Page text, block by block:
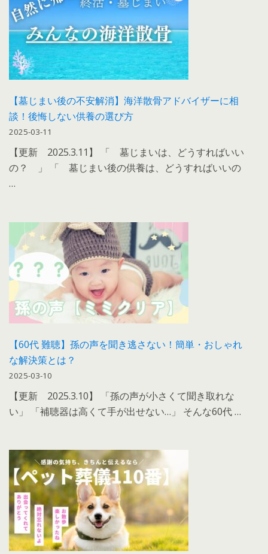
【墓じまい後の不安解消】海洋散骨アドバイザーに相
談！後悔しない供養の選び方
2025-03-11
【更新 2025.3.11】 「 墓じまいは、どうすればいい
の？ 」 「 墓じまい後の供養は、どうすればいいの
…
【60代 難聴】孫の声を聞き逃さない！簡単・おしゃれ
な解決策とは？
2025-03-10
【更新 2025.3.10】 「孫の声が小さくて聞き取れな
い」 「補聴器は高くて手が出せない…」 そんな60代 …